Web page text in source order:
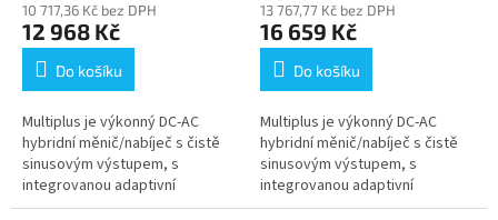
10 717,36 Kč bez DPH
12 968 Kč
Do košíku
Multiplus je výkonný DC-AC
hybridní měnič/nabíječ s čistě
sinusovým výstupem, s
integrovanou adaptivní
nabíječkou baterií a ultra
13 767,77 Kč bez DPH
16 659 Kč
Do košíku
Multiplus je výkonný DC-AC
hybridní měnič/nabíječ s čistě
sinusovým výstupem, s
integrovanou adaptivní
nabíječkou baterií a ultra